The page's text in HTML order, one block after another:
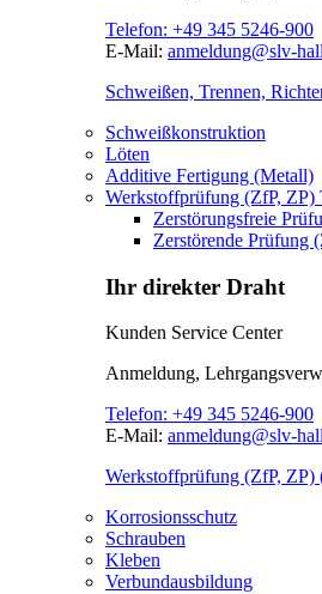
Telefon: +49 345 5246-900
E-Mail: anmeldung@slv-
Schweißen, Trennen,
Schweißkonstruktion
Löten
Additive Fertigung (Metall)
Werkstoffprüfung (ZfP, ZP)
Zerstörungsfreie
Zerstörende Prüfung
Ihr direkter Draht
Kunden Service Center
Anmeldung,
Telefon: +49 345 5246-900
E-Mail: anmeldung@slv-
Werkstoffprüfung (ZfP, ZP)
Korrosionsschutz
Schrauben
Kleben
Verbundausbildung